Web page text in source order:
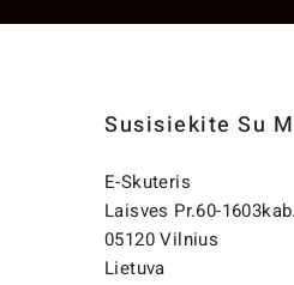
Susisiekite Su
E-Skuteris
Laisves Pr.60-1603kab.
05120 Vilnius
Lietuva